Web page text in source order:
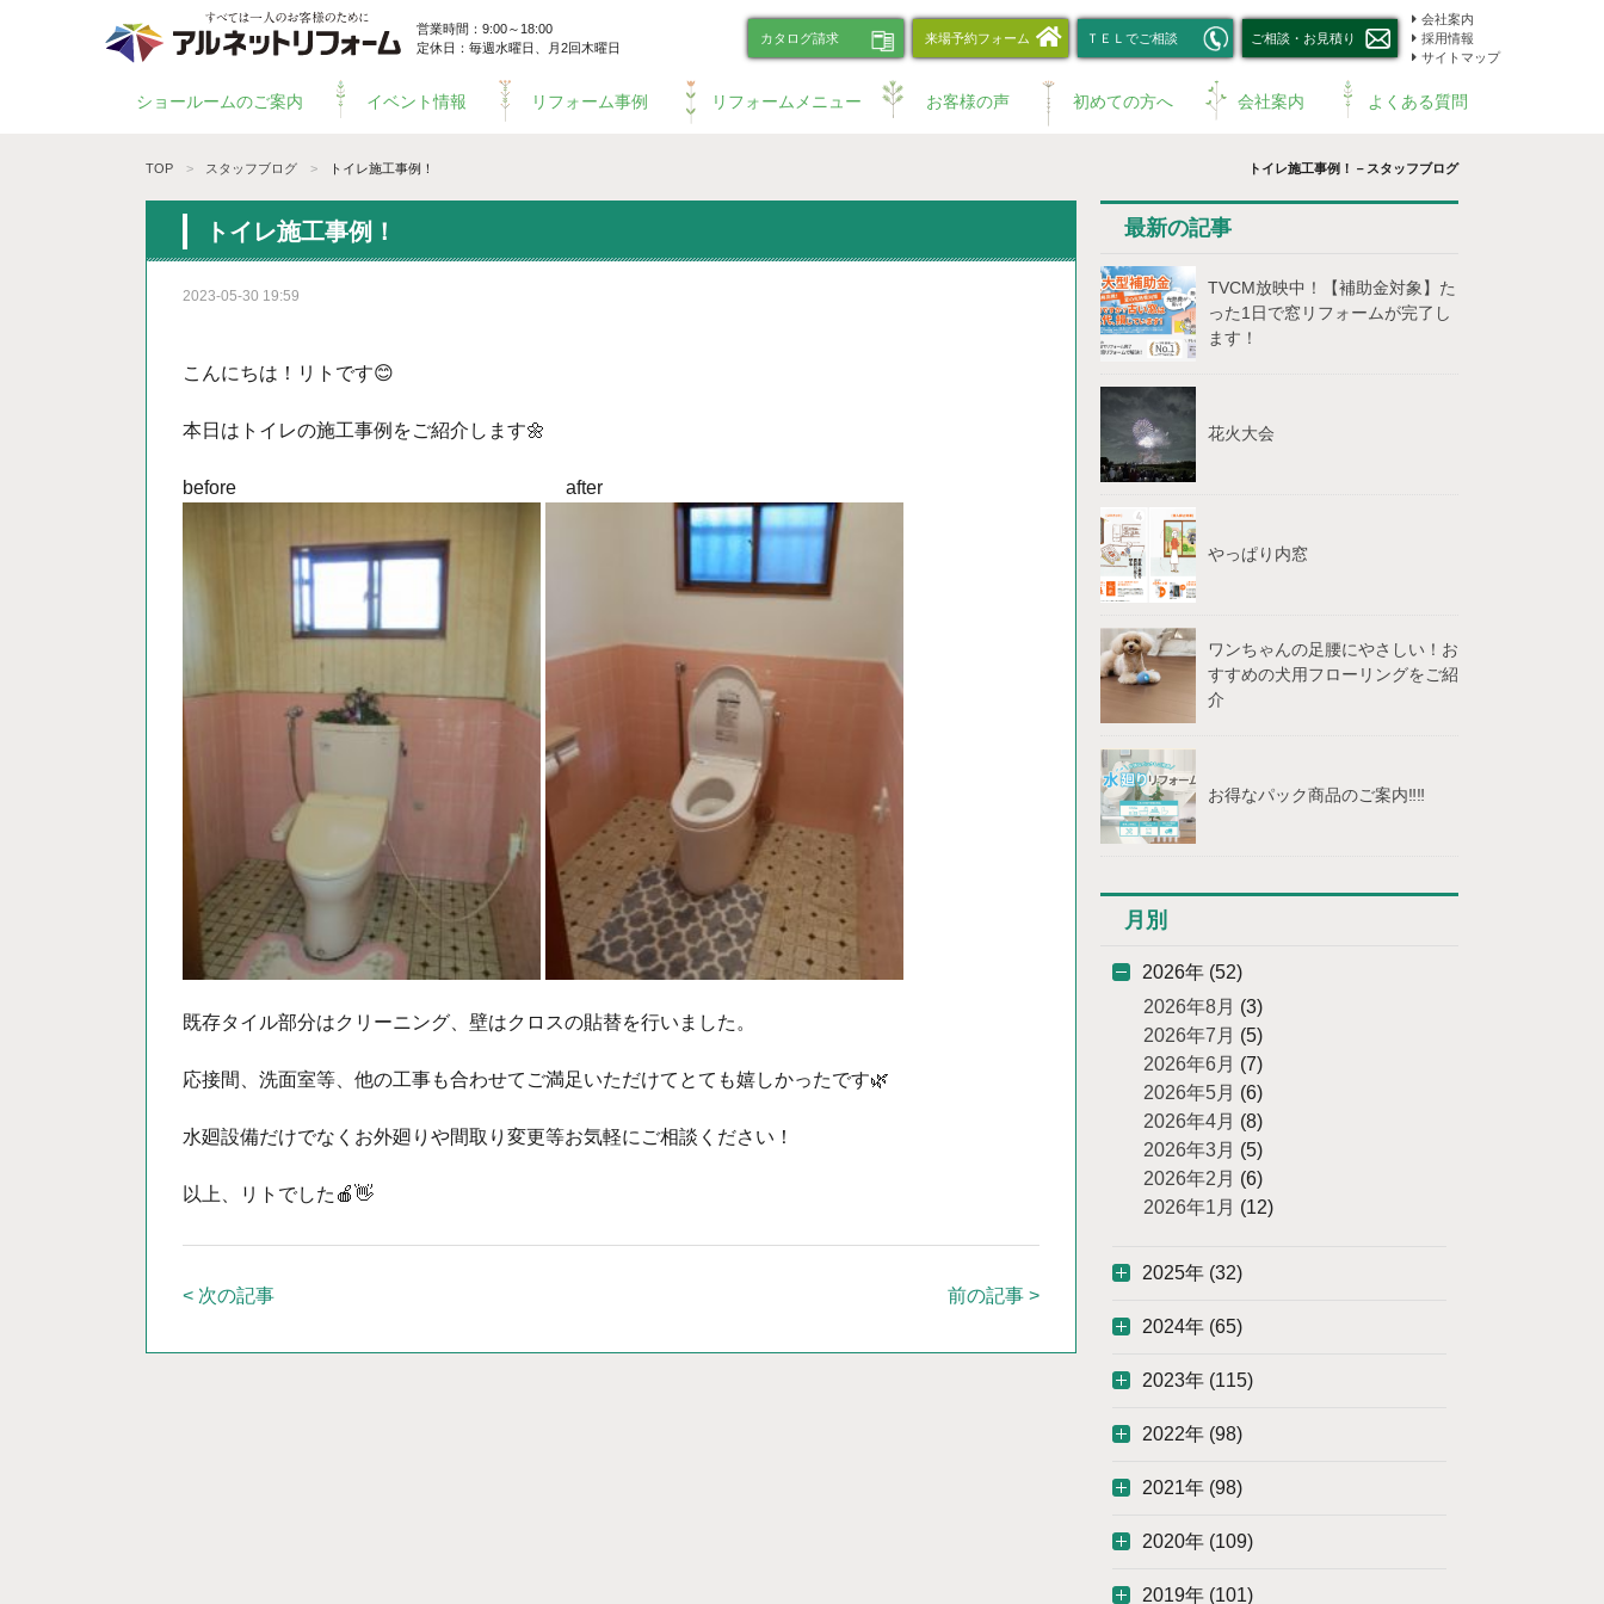
営業時間：9:00～18:00
定休日：毎週水曜日、
月2回木曜日
カタログ請求 来場予約フォーム ＴＥＬでご相談 ご相談・お見積り
会社案内
採用情報
サイトマップ
ショールームのご案内 イベント情報 リフォーム事例 リフォームメニュー お客様の声 初めての方へ 会社案内 よくある質問
トイレ施工事例！－スタッフブログ
TOP スタッフブログ トイレ施工事例！
トイレ施工事例！
2023-05-30 19:59
こんにちは！リトです😊
本日はトイレの施工事例をご紹介します🌼
before after
既存タイル部分はクリーニング、壁はクロスの貼替を行いました。
応接間、洗面室等、他の工事も合わせてご満足いただけてとても嬉しかったです🌿
水廻設備だけでなくお外廻りや間取り変更等お気軽にご相談ください！
以上、リトでした🍎👋
< 次の記事 前の記事 >
最新の記事
TVCM放映中！【補助⾦対象】た
った1⽇で窓リフォームが完了し
ます！
花火大会
やっぱり内窓
ワンちゃんの足腰にやさしい！お
すすめの犬用フローリングをご紹
介
お得なパック商品のご案内‼‼
月別
2026年 (52)
2026年8月 (3)
2026年7月 (5)
2026年6月 (7)
2026年5月 (6)
2026年4月 (8)
2026年3月 (5)
2026年2月 (6)
2026年1月 (12)
2025年 (32)
2024年 (65)
2023年 (115)
2022年 (98)
2021年 (98)
2020年 (109)
2019年 (101)